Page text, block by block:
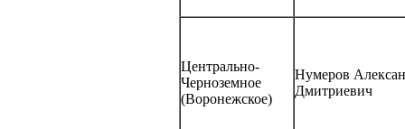
Центрально-
Черноземное
(Воронежское)
Нумеров
Дмитриевич